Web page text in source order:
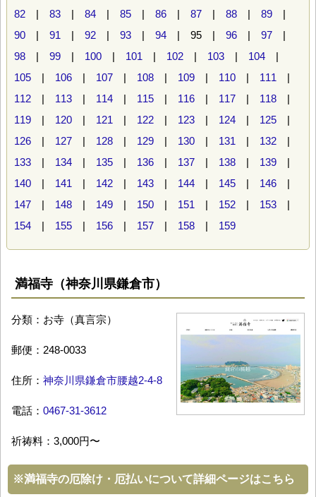
82 | 83 | 84 | 85 | 86 | 87 | 88 | 89 |
90 | 91 | 92 | 93 | 94 | 95 | 96 | 97 |
98 | 99 | 100 | 101 | 102 | 103 | 104 |
105 | 106 | 107 | 108 | 109 | 110 | 111 |
112 | 113 | 114 | 115 | 116 | 117 | 118 |
119 | 120 | 121 | 122 | 123 | 124 | 125 |
126 | 127 | 128 | 129 | 130 | 131 | 132 |
133 | 134 | 135 | 136 | 137 | 138 | 139 |
140 | 141 | 142 | 143 | 144 | 145 | 146 |
147 | 148 | 149 | 150 | 151 | 152 | 153 |
154 | 155 | 156 | 157 | 158 | 159
満福寺（神奈川県鎌倉市）
分類：お寺（真言宗）
郵便：248-0033
住所： 神奈川県鎌倉市腰越2-4-8
電話： 0467-31-3612
祈祷料：3,000円〜
※満福寺の厄除け・厄払いについて詳細ページはこちら